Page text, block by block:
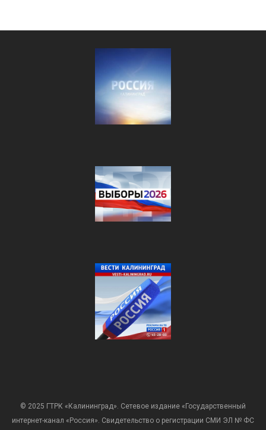
© 2025 ГТРК «Калининград». Сетевое издание «Государственный
интернет-канал «Россия». Свидетельство о регистрации СМИ ЭЛ № ФС